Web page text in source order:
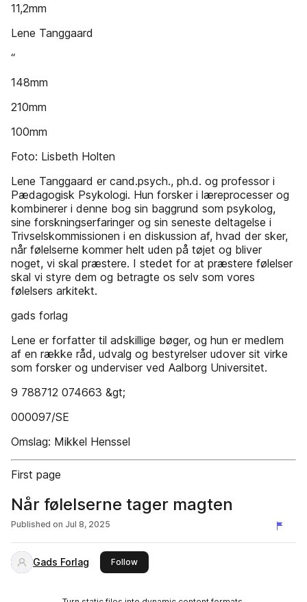
11,2mm
Lene Tanggaard
“
148mm
210mm
100mm
Foto: Lisbeth Holten
Lene Tanggaard er cand.psych., ph.d. og professor i
Pædagogisk Psykologi. Hun forsker i læreprocesser og
kombinerer i denne bog sin baggrund som psykolog,
sine forskningserfaringer og sin seneste deltagelse i
Trivselskommissionen i en diskussion af, hvad der sker,
når følelserne kommer helt uden på tøjet og bliver
noget, vi skal præstere. I stedet for at præstere følelser
skal vi styre dem og betragte os selv som vores
følelsers arkitekt.
gads forlag
Lene er forfatter til adskillige bøger, og hun er medlem
af en række råd, udvalg og bestyrelser udover sit virke
som forsker og underviser ved Aalborg Universitet.
9 788712 074663 &gt;
000097/SE
Omslag: Mikkel Henssel
First page
Når følelserne tager magten
Published on Jul 8, 2025
Gads Forlag Followthis publisher